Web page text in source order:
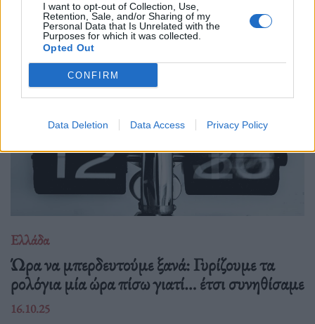
I want to opt-out of Collection, Use,
Retention, Sale, and/or Sharing of my
Personal Data that Is Unrelated with the
Purposes for which it was collected.
Opted Out
CONFIRM
Data Deletion Data Access Privacy Policy
Δείτε επίσης
Ελλάδα
Ώρα να μπερδευτούμε ξανά: Γυρίζουμε τα
ρολόγια μία ώρα πίσω γιατί… έτσι συνηθίσαμε
16.10.25